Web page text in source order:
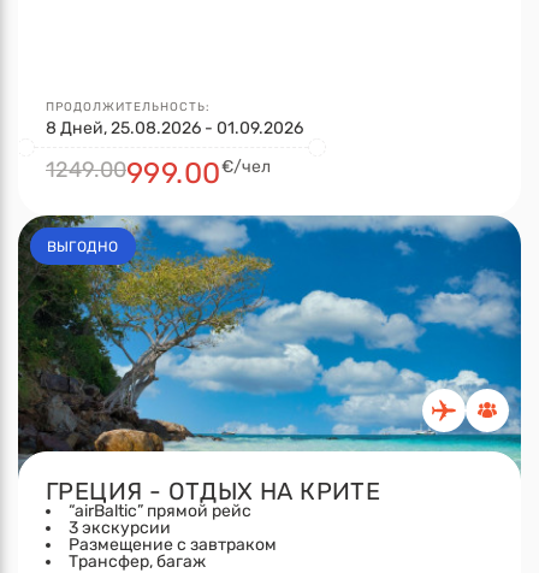
ПРОДОЛЖИТЕЛЬНОСТЬ:
8 Дней, 25.08.2026 - 01.09.2026
1249.00999.00€/чел
ВЫГОДНО
ГРЕЦИЯ - ОТДЫХ НА КРИТЕ
“airBaltic” прямой рейс
3 экскурсии
Размещение с завтраком
Tрансфер, багаж